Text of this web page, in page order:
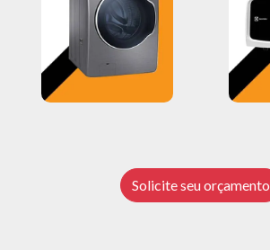
Solicite seu orçamento